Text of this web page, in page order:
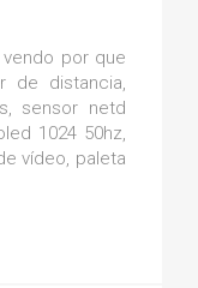
por que
de distancia,
sensor netd
1024 50hz,
vídeo, paleta